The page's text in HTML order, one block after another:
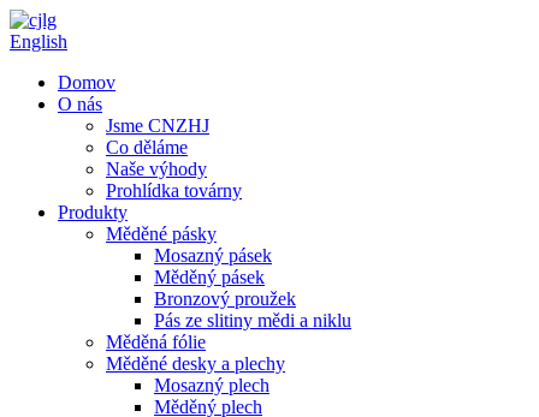
English
Domov
O nás
Jsme CNZHJ
Co děláme
Naše výhody
Prohlídka továrny
Produkty
Měděné pásky
Mosazný pásek
Měděný pásek
Bronzový proužek
Pás ze slitiny mědi a niklu
Měděná fólie
Měděné desky a plechy
Mosazný plech
Měděný plech